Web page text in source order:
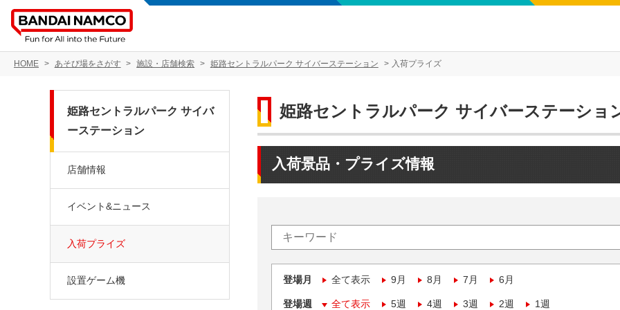
HOME あそび場をさがす 施設・店舗検索 姫路セントラルパーク サイバーステーション 入荷プライズ
姫路セントラルパーク サイバーステーショ
入荷景品・プライズ情報
登場月 全て表示 9月 8月 7月 6月
登場週 全て表示 5週 4週 3週 2週 1週
姫路セントラルパーク サイバ
ーステーション
店舗情報
イベント&ニュース
入荷プライズ
設置ゲーム機